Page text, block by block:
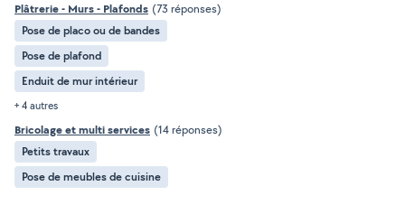
Plâtrerie - Murs - Plafonds (73 réponses)
Pose de placo ou de bandes
Pose de plafond
Enduit de mur intérieur
+ 4 autres
Bricolage et multi services (14 réponses)
Petits travaux
Pose de meubles de cuisine